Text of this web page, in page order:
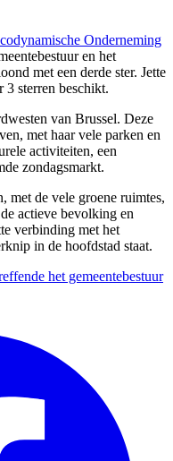
Onderneming
en het
met een derde ster. Jette
3 sterren beschikt.
van Brussel. Deze
met haar vele parken en
activiteiten, een
zondagsmarkt.
met de vele groene ruimtes,
actieve bevolking en
verbinding met het
in de hoofdstad staat.
het gemeentebestuur